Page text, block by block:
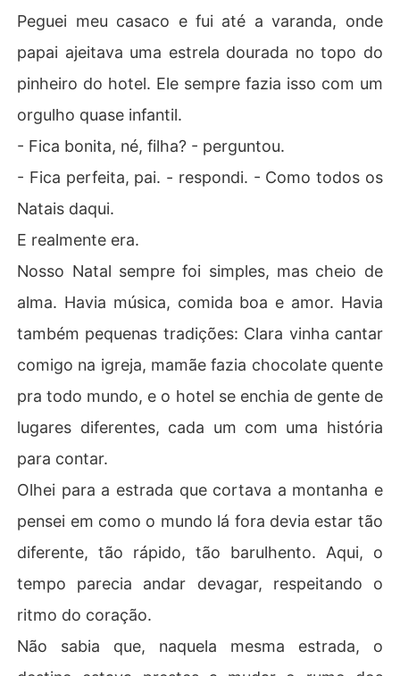
Peguei meu casaco e fui até a varanda, onde
papai ajeitava uma estrela dourada no topo do
pinheiro do hotel. Ele sempre fazia isso com um
orgulho quase infantil.
- Fica bonita, né, filha? - perguntou.
- Fica perfeita, pai. - respondi. - Como todos os
Natais daqui.
E realmente era.
Nosso Natal sempre foi simples, mas cheio de
alma. Havia música, comida boa e amor. Havia
também pequenas tradições: Clara vinha cantar
comigo na igreja, mamãe fazia chocolate quente
pra todo mundo, e o hotel se enchia de gente de
lugares diferentes, cada um com uma história
para contar.
Olhei para a estrada que cortava a montanha e
pensei em como o mundo lá fora devia estar tão
diferente, tão rápido, tão barulhento. Aqui, o
tempo parecia andar devagar, respeitando o
ritmo do coração.
Não sabia que, naquela mesma estrada, o